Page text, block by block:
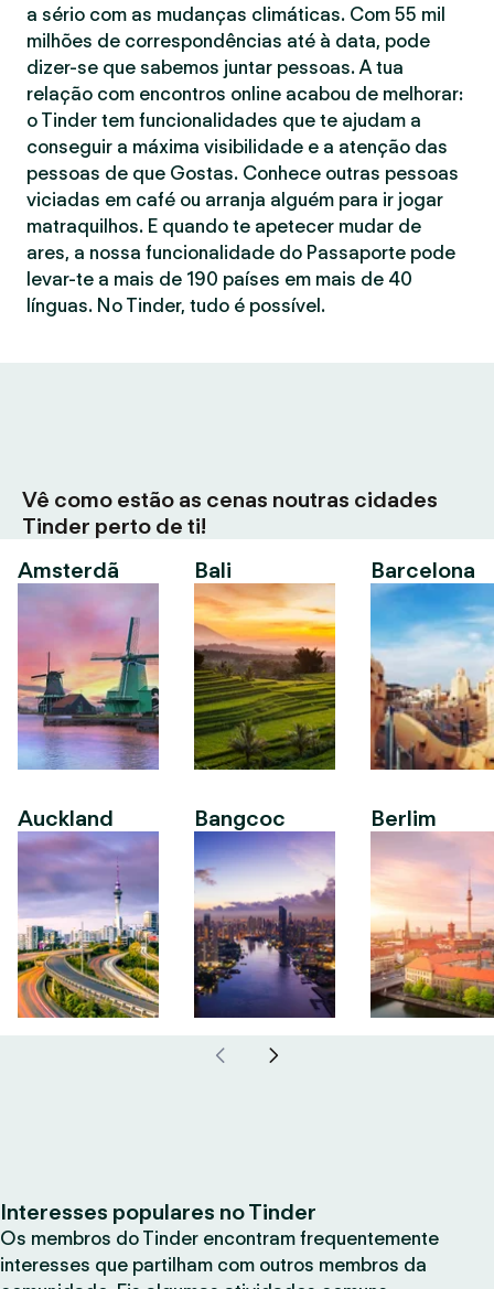
a sério com as mudanças climáticas. Com 55 mil
milhões de correspondências até à data, pode
dizer-se que sabemos juntar pessoas. A tua
relação com encontros online acabou de melhorar:
o Tinder tem funcionalidades que te ajudam a
conseguir a máxima visibilidade e a atenção das
pessoas de que Gostas. Conhece outras pessoas
viciadas em café ou arranja alguém para ir jogar
matraquilhos. E quando te apetecer mudar de
ares, a nossa funcionalidade do Passaporte pode
levar-te a mais de 190 países em mais de 40
línguas. No Tinder, tudo é possível.
Vê como estão as cenas noutras cidades
Tinder perto de ti!
Amsterdã
Auckland
Bali
Bangcoc
Barcelona
Berlim
Interesses populares no Tinder
Os membros do Tinder encontram frequentemente
interesses que partilham com outros membros da